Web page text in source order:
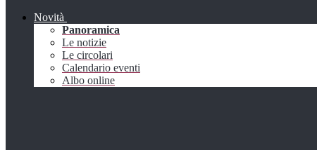
Novità
Panoramica
Le notizie
Le circolari
Calendario eventi
Albo online